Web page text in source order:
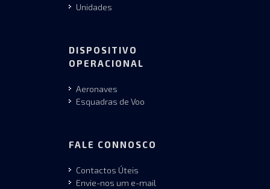
Unidades
DISPOSITIVO
OPERACIONAL
Aeronaves
Esquadras de Voo
FALE CONNOSCO
Contactos Úteis
Envie-nos um e-mail